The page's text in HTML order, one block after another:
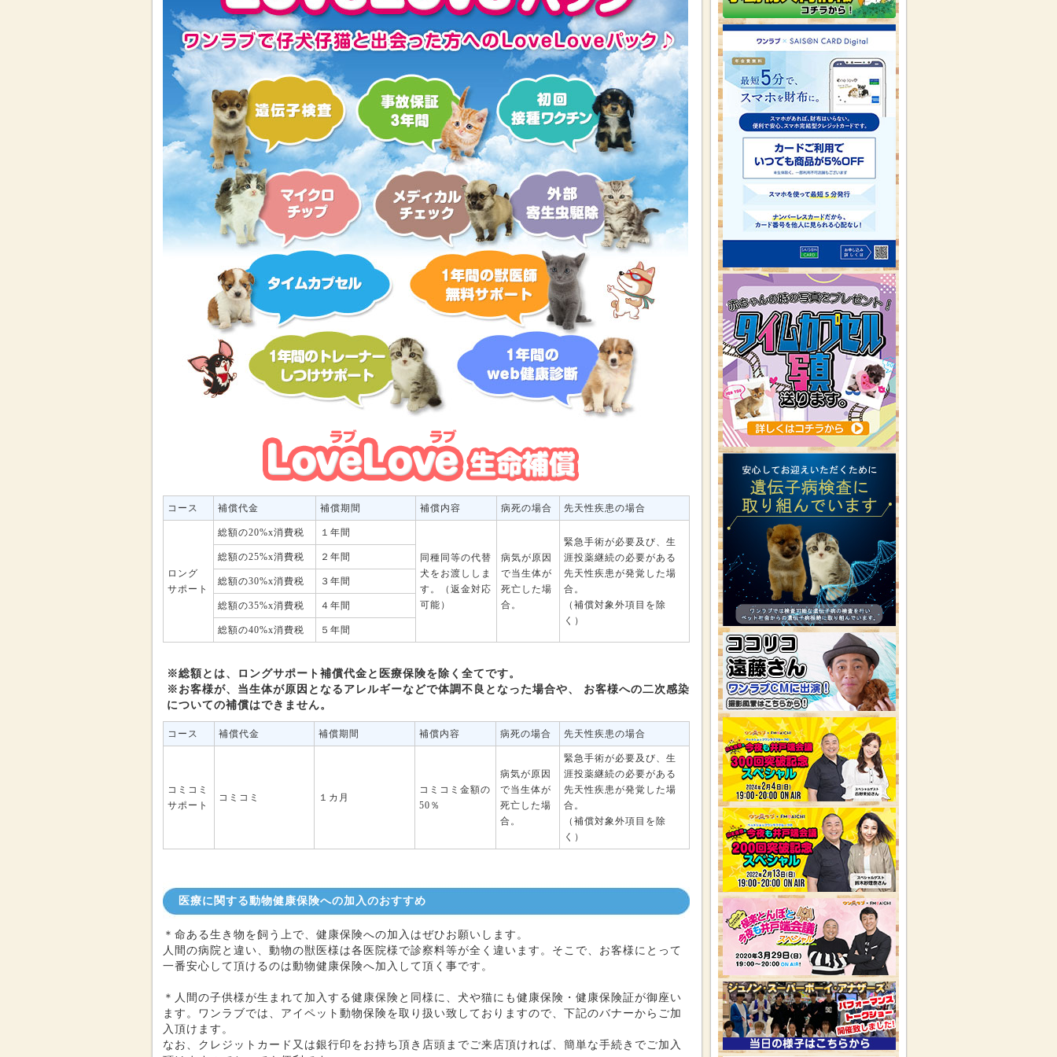
コース 補償代金 補償期間 補償内容 病死の場合 先天性疾患の場合
ロング
サポート
総額の20%x消費税 １年間
同種同等の代替
犬をお渡ししま
す。（返金対応
可能）
病気が原因
で当生体が
死亡した場
合。
緊急手術が必要及び、生
涯投薬継続の必要がある
先天性疾患が発覚した場
合。
（補償対象外項目を除
く）
総額の25%x消費税 ２年間
総額の30%x消費税 ３年間
総額の35%x消費税 ４年間
総額の40%x消費税 ５年間
※総額とは、ロングサポート補償代金と医療保険を除く全てです。
※お客様が、当生体が原因となるアレルギーなどで体調不良となった場合や、 お客様への二次感染
についての補償はできません。
コース 補償代金 補償期間 補償内容 病死の場合 先天性疾患の場合
コミコミ
サポート
コミコミ １カ月
コミコミ金額の
50％
病気が原因
で当生体が
死亡した場
合。
緊急手術が必要及び、生
涯投薬継続の必要がある
先天性疾患が発覚した場
合。
（補償対象外項目を除
く）
医療に関する動物健康保険への加入のおすすめ
＊命ある生き物を飼う上で、健康保険への加入はぜひお願いします。
人間の病院と違い、動物の獣医様は各医院様で診察料等が全く違います。そこで、お客様にとって
一番安心して頂けるのは動物健康保険へ加入して頂く事です。
＊人間の子供様が生まれて加入する健康保険と同様に、犬や猫にも健康保険・健康保険証が御座い
ます。ワンラブでは、アイペット動物保険を取り扱い致しておりますので、下記のバナーからご加
入頂けます。
なお、クレジットカード又は銀行印をお持ち頂き店頭までご来店頂ければ、簡単な手続きでご加入